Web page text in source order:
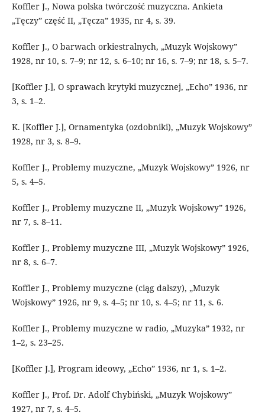
Koffler J., Nowa polska twórczość muzyczna. Ankieta
„Tęczy” część II, „Tęcza” 1935, nr 4, s. 39.
Koffler J., O barwach orkiestralnych, „Muzyk Wojskowy”
1928, nr 10, s. 7–9; nr 12, s. 6–10; nr 16, s. 7–9; nr 18, s. 5–7.
[Koffler J.], O sprawach krytyki muzycznej, „Echo” 1936, nr
3, s. 1–2.
K. [Koffler J.], Ornamentyka (ozdobniki), „Muzyk Wojskowy”
1928, nr 3, s. 8–9.
Koffler J., Problemy muzyczne, „Muzyk Wojskowy” 1926, nr
5, s. 4–5.
Koffler J., Problemy muzyczne II, „Muzyk Wojskowy” 1926,
nr 7, s. 8–11.
Koffler J., Problemy muzyczne III, „Muzyk Wojskowy” 1926,
nr 8, s. 6–7.
Koffler J., Problemy muzyczne (ciąg dalszy), „Muzyk
Wojskowy” 1926, nr 9, s. 4–5; nr 10, s. 4–5; nr 11, s. 6.
Koffler J., Problemy muzyczne w radio, „Muzyka” 1932, nr
1–2, s. 23–25.
[Koffler J.], Program ideowy, „Echo” 1936, nr 1, s. 1–2.
Koffler J., Prof. Dr. Adolf Chybiński, „Muzyk Wojskowy”
1927, nr 7, s. 4–5.